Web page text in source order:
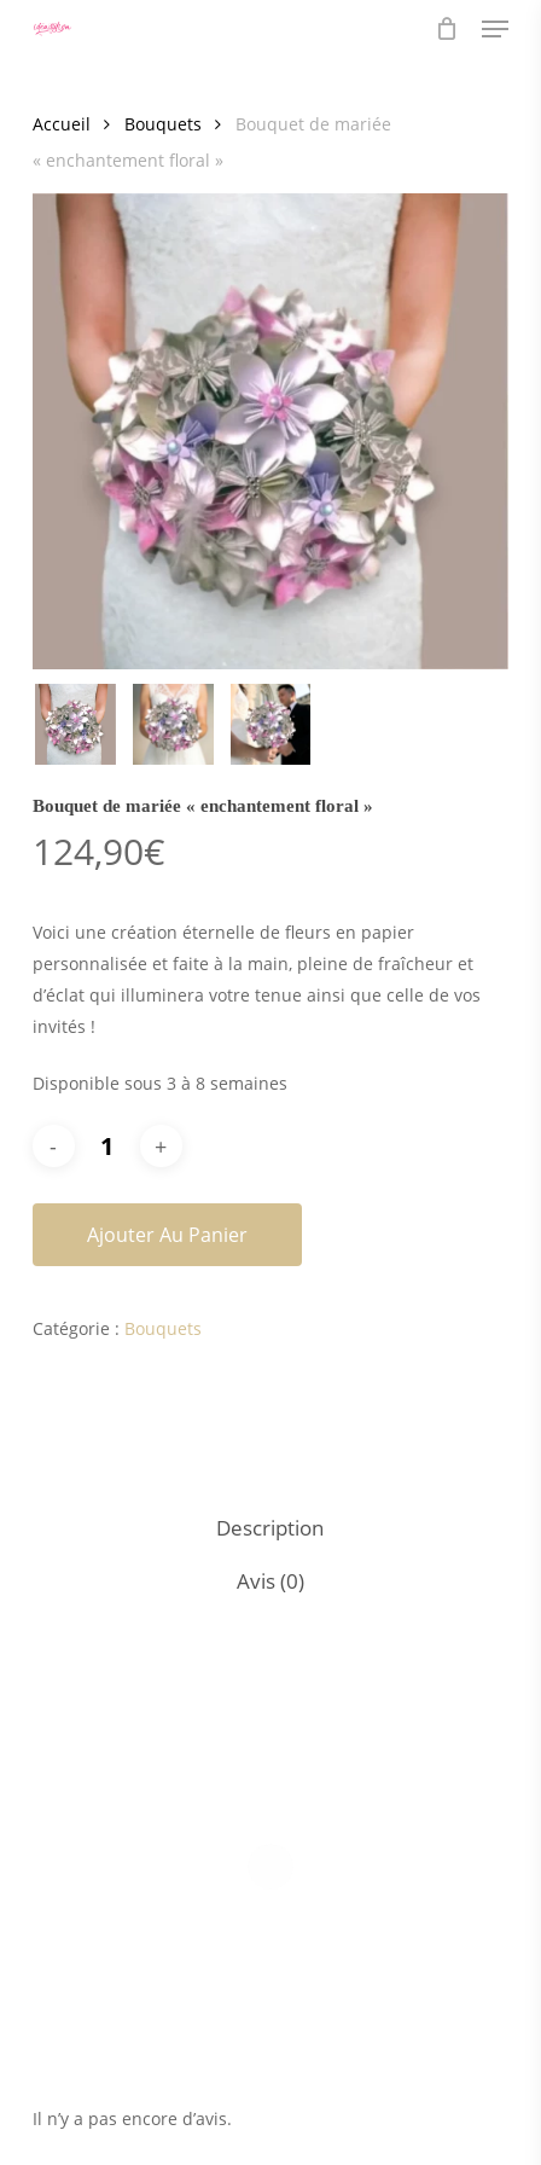
Menu
Accueil Bouquets
Bouquet de mariée
« enchantement floral »
Bouquet de mariée « enchantement floral »
124,90€
Voici une création éternelle de fleurs en papier
personnalisée et faite à la main, pleine de fraîcheur et
d’éclat qui illuminera votre tenue ainsi que celle de vos
invités !
Disponible sous 3 à 8 semaines
Ajouter Au Panier
Catégorie : Bouquets
Description
Avis (0)
Il n’y a pas encore d’avis.